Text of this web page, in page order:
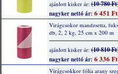
ajánlott kisker ár:(10 780
nagyker nettó ár: 6 451 Ft
Virágcsokor mandzsetta,
db, 2, 2 kg, 25 cm x 200 m
ajánlott kisker ár:(10 810
nagyker nettó ár: 6 336 Ft
Virágcsokkor fólia arany